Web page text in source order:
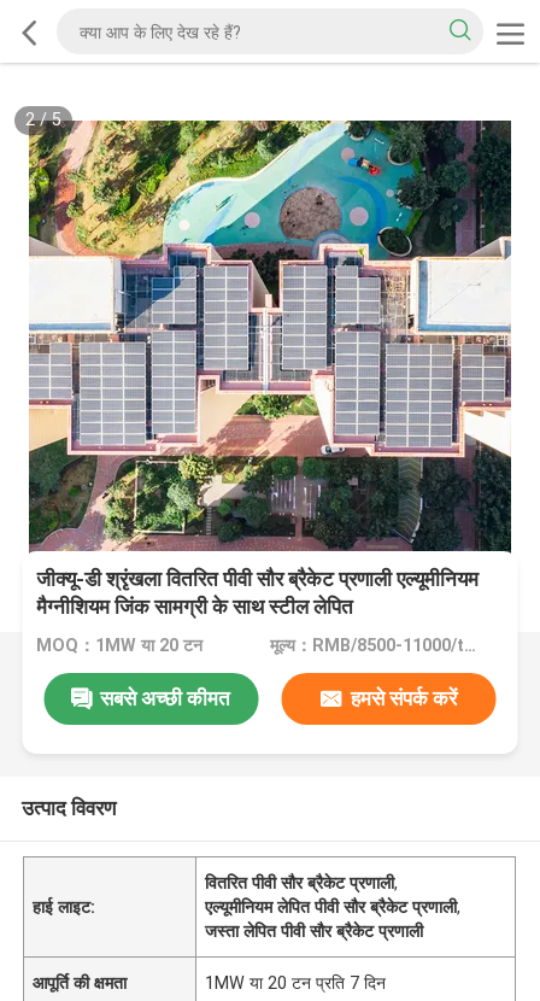
2/5
जीक्यू-डी श्रृंखला वितरित पीवी सौर ब्रैकेट प्रणाली एल्यूमीनियम
मैग्नीशियम जिंक सामग्री के साथ स्टील लेपित
MOQ：1MW या 20 टन मूल्य：RMB/8500-11000/tons
सबसे अच्छी कीमत हमसे संपर्क करें
उत्पाद विवरण
हाई लाइट:
वितरित पीवी सौर ब्रैकेट प्रणाली,
एल्यूमीनियम लेपित पीवी सौर ब्रैकेट प्रणाली,
जस्ता लेपित पीवी सौर ब्रैकेट प्रणाली
आपूर्ति की क्षमता 1MW या 20 टन प्रति 7 दिन